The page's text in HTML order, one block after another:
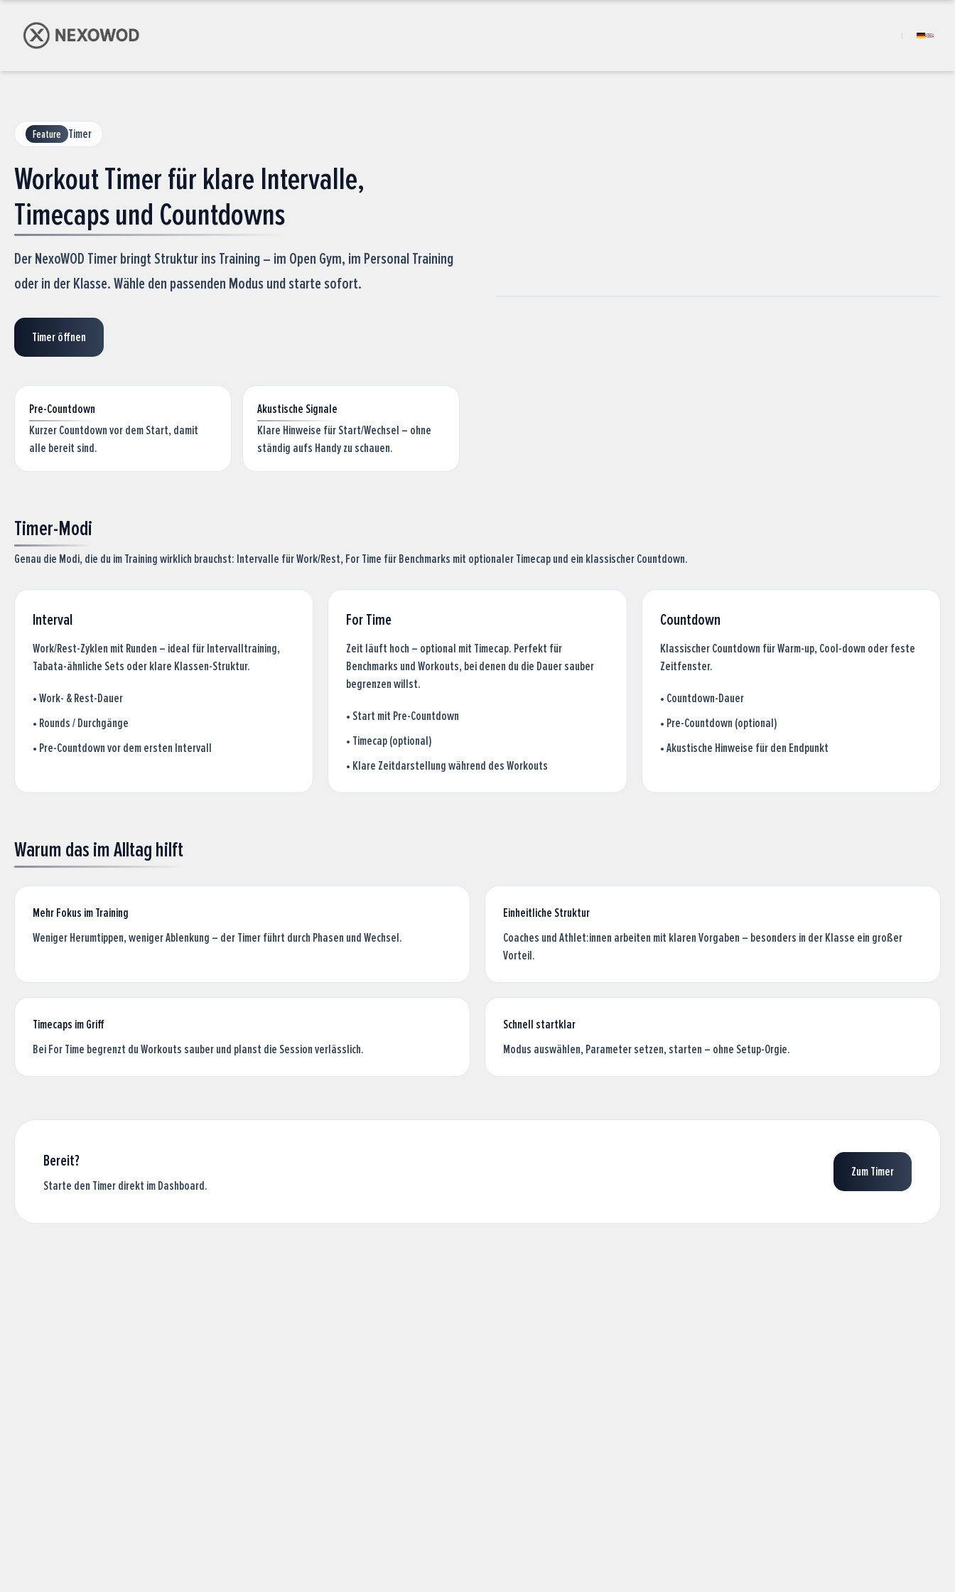
Feature Timer
Workout Timer für klare Intervalle,
Timecaps und Countdowns
Der NexoWOD Timer bringt Struktur ins Training – im Open Gym, im Personal Training
oder in der Klasse. Wähle den passenden Modus und starte sofort.
Timer öffnen
Pre-Countdown
Kurzer Countdown vor dem Start, damit
alle bereit sind.
Akustische Signale
Klare Hinweise für Start/Wechsel – ohne
ständig aufs Handy zu schauen.
Timer-Modi
Genau die Modi, die du im Training wirklich brauchst: Intervalle für Work/Rest, For Time für Benchmarks mit optionaler Timecap und ein klassischer Countdown.
Interval
Work/Rest-Zyklen mit Runden – ideal für Intervalltraining,
Tabata-ähnliche Sets oder klare Klassen-Struktur.
•Work- & Rest-Dauer
• Rounds / Durchgänge
• Pre-Countdown vor dem ersten Intervall
For Time
Zeit läuft hoch – optional mit Timecap. Perfekt für
Benchmarks und Workouts, bei denen du die Dauer sauber
begrenzen willst.
• Start mit Pre-Countdown
• Timecap (optional)
• Klare Zeitdarstellung während des Workouts
Countdown
Klassischer Countdown für Warm-up, Cool-down oder feste
Zeitfenster.
• Countdown-Dauer
• Pre-Countdown (optional)
•Akustische Hinweise für den Endpunkt
Warum das im Alltag hilft
Mehr Fokus im Training
Weniger Herumtippen, weniger Ablenkung – der Timer führt durch Phasen und Wechsel.
Einheitliche Struktur
Coaches und Athlet:innen arbeiten mit klaren Vorgaben – besonders in der Klasse ein großer
Vorteil.
Timecaps im Griff
Bei For Time begrenzt du Workouts sauber und planst die Session verlässlich.
Schnell startklar
Modus auswählen, Parameter setzen, starten – ohne Setup-Orgie.
Bereit?
Starte den Timer direkt im Dashboard.
Zum Timer